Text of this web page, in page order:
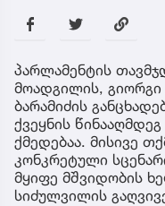
პარლამენტის
მოადგილის, გიორგი
ბარამიძის
ქვეყნის
ქმედებაა. მისივე
კონკრეტული
მყიფე მშვიდობის
სიძულვილის